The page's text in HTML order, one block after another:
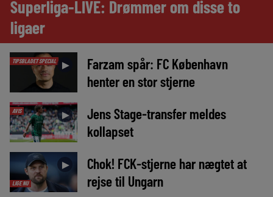
Superliga-LIVE: Drømmer om disse to
ligaer
TIPSBLADET SPECIAL ►
Farzam spår: FC København
henter en stor stjerne
AVIS ►
Jens Stage-transfer meldes
kollapset
LIGE NU
►
Chok! FCK-stjerne har nægtet at
rejse til Ungarn